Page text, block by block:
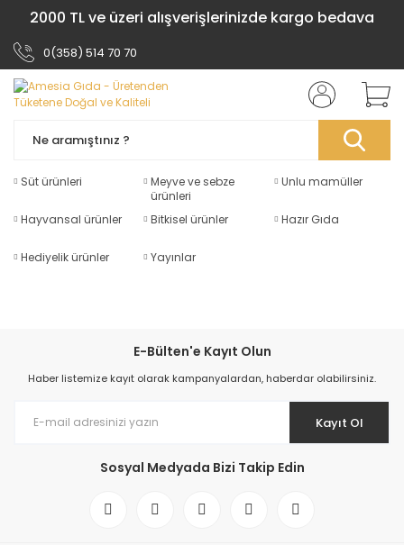
2000 TL ve üzeri alışverişlerinizde kargo bedava
0(358) 514 70 70
Süt ürünleri
Meyve ve sebze
ürünleri
Unlu mamüller
Hayvansal ürünler Bitkisel ürünler Hazır Gıda
Hediyelik ürünler Yayınlar
E-Bülten'e Kayıt Olun
Haber listemize kayıt olarak kampanyalardan, haberdar olabilirsiniz.
Kayıt Ol
Sosyal Medyada Bizi Takip Edin